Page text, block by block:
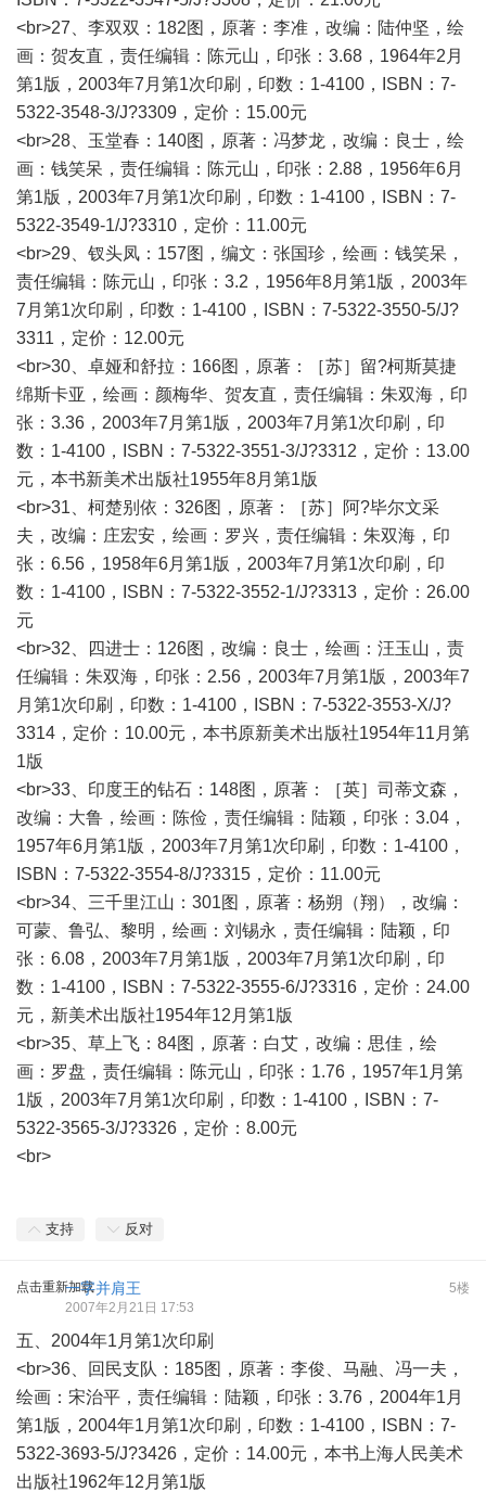
<br>27、李双双：182图，原著：李准，改编：陆仲坚，绘
画：贺友直，责任编辑：陈元山，印张：3.68，1964年2月
第1版，2003年7月第1次印刷，印数：1-4100，ISBN：7-
5322-3548-3/J?3309，定价：15.00元
<br>28、玉堂春：140图，原著：冯梦龙，改编：良士，绘
画：钱笑呆，责任编辑：陈元山，印张：2.88，1956年6月
第1版，2003年7月第1次印刷，印数：1-4100，ISBN：7-
5322-3549-1/J?3310，定价：11.00元
<br>29、钗头凤：157图，编文：张国珍，绘画：钱笑呆，
责任编辑：陈元山，印张：3.2，1956年8月第1版，2003年
7月第1次印刷，印数：1-4100，ISBN：7-5322-3550-5/J?
3311，定价：12.00元
<br>30、卓娅和舒拉：166图，原著：［苏］留?柯斯莫捷
绵斯卡亚，绘画：颜梅华、贺友直，责任编辑：朱双海，印
张：3.36，2003年7月第1版，2003年7月第1次印刷，印
数：1-4100，ISBN：7-5322-3551-3/J?3312，定价：13.00
元，本书新美术出版社1955年8月第1版
<br>31、柯楚别依：326图，原著：［苏］阿?毕尔文采
夫，改编：庄宏安，绘画：罗兴，责任编辑：朱双海，印
张：6.56，1958年6月第1版，2003年7月第1次印刷，印
数：1-4100，ISBN：7-5322-3552-1/J?3313，定价：26.00
元
<br>32、四进士：126图，改编：良士，绘画：汪玉山，责
任编辑：朱双海，印张：2.56，2003年7月第1版，2003年7
月第1次印刷，印数：1-4100，ISBN：7-5322-3553-X/J?
3314，定价：10.00元，本书原新美术出版社1954年11月第
1版
<br>33、印度王的钻石：148图，原著：［英］司蒂文森，
改编：大鲁，绘画：陈俭，责任编辑：陆颖，印张：3.04，
1957年6月第1版，2003年7月第1次印刷，印数：1-4100，
ISBN：7-5322-3554-8/J?3315，定价：11.00元
<br>34、三千里江山：301图，原著：杨朔（翔），改编：
可蒙、鲁弘、黎明，绘画：刘锡永，责任编辑：陆颖，印
张：6.08，2003年7月第1版，2003年7月第1次印刷，印
数：1-4100，ISBN：7-5322-3555-6/J?3316，定价：24.00
元，新美术出版社1954年12月第1版
<br>35、草上飞：84图，原著：白艾，改编：思佳，绘
画：罗盘，责任编辑：陈元山，印张：1.76，1957年1月第
1版，2003年7月第1次印刷，印数：1-4100，ISBN：7-
5322-3565-3/J?3326，定价：8.00元
<br>
支持 反对
点击重新加载 5楼
一字并肩王
2007年2月21日 17:53
五、2004年1月第1次印刷
<br>36、回民支队：185图，原著：李俊、马融、冯一夫，
绘画：宋治平，责任编辑：陆颖，印张：3.76，2004年1月
第1版，2004年1月第1次印刷，印数：1-4100，ISBN：7-
5322-3693-5/J?3426，定价：14.00元，本书上海人民美术
出版社1962年12月第1版